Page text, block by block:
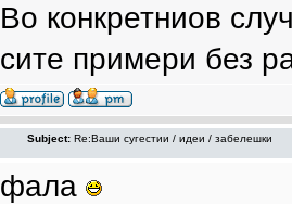
Во конкретниов
сите примери без
Subject: Re:Ваши сугестии / идеи / забелешки
фала